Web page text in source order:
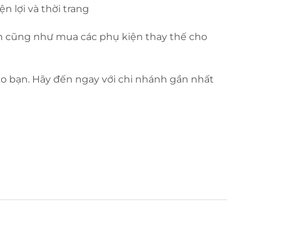
lợi và thời trang
cũng như mua các phụ kiện thay thế cho
bạn. Hãy đến ngay với chi nhánh gần nhất